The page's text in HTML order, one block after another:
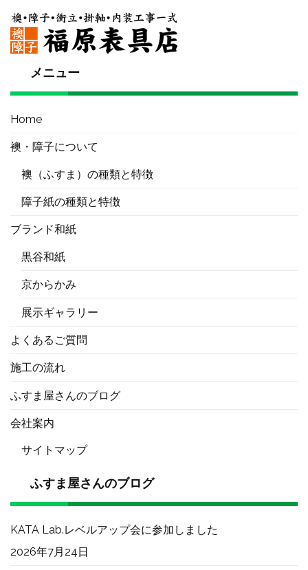
メニュー
Home
襖・障子について
襖（ふすま）の種類と特徴
障子紙の種類と特徴
ブランド和紙
黒谷和紙
京からかみ
展示ギャラリー
よくあるご質問
施工の流れ
ふすま屋さんのブログ
会社案内
サイトマップ
ふすま屋さんのブログ
KATA Lab.レベルアップ会に参加しました
2026年7月24日